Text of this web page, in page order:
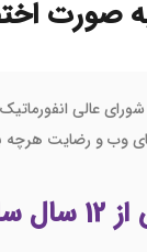
صورت
وب و رضایت هرچه